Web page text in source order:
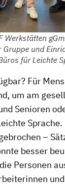
Werkstätten
und
für Leichte
Für
um am
Senioren
–
besser
Personen